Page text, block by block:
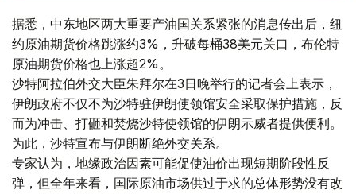
据悉，中东地区两大重要产油国关系紧张的消息传出后，纽
约原油期货价格跳涨约3%，升破每桶38美元关口，布伦特
原油期货价格也上涨超2%。
沙特阿拉伯外交大臣朱拜尔在3日晚举行的记者会上表示，
伊朗政府不仅不为沙特驻伊朗使领馆安全采取保护措施，反
而为冲击、打砸和焚烧沙特使领馆的伊朗示威者提供便利。
为此，沙特宣布与伊朗断绝外交关系。
专家认为，地缘政治因素可能促使油价出现短期阶段性反
弹，但全年来看，国际原油市场供过于求的总体形势没有改